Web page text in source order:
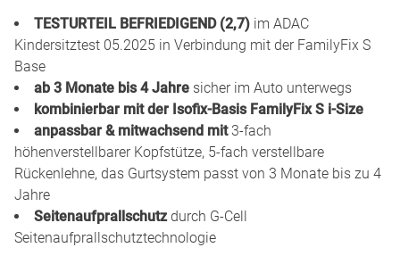
TESTURTEIL BEFRIEDIGEND (2,7) im ADAC
Kindersitztest 05.2025 in Verbindung mit der FamilyFix S
Base
ab 3 Monate bis 4 Jahre sicher im Auto unterwegs
kombinierbar mit der Isofix-Basis FamilyFix S i-Size
anpassbar & mitwachsend mit3-fach
höhenverstellbarer Kopfstütze, 5-fach verstellbare
Rückenlehne, das Gurtsystem passt von 3 Monate bis zu 4
Jahre
Seitenaufprallschutzdurch G-Cell
Seitenaufprallschutztechnologie